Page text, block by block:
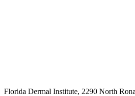
Florida Dermal Institute, 2290 North